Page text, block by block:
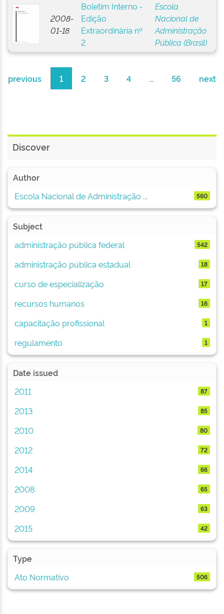
2008-
01-18
Boletim Interno -
Edição
Extraordinária nº
2
Escola
Nacional de
Administração
Pública (Brasil)
previous 1 2 3 4 ... 56 next
Discover
Author
Escola Nacional de Administração ...
560
Subject
administração pública federal
542
administração pública estadual 18
curso de especialização 17
recursos humanos 16
capacitação profissional 1
regulamento 1
Date issued
2011
87
2013 85
2010 80
2012 72
2014 66
2008 65
2009 63
2015 42
Type
Ato Normativo
506